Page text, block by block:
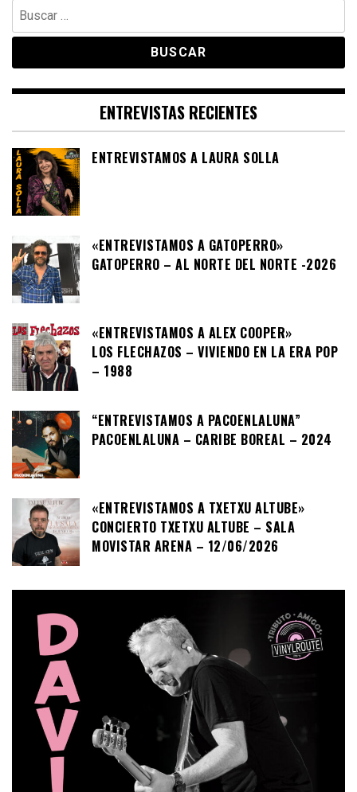
Buscar:
ENTREVISTAS RECIENTES
ENTREVISTAMOS A LAURA SOLLA
«ENTREVISTAMOS A GATOPERRO»
GATOPERRO – AL NORTE DEL NORTE -2026
«ENTREVISTAMOS A ALEX COOPER»
LOS FLECHAZOS – VIVIENDO EN LA ERA POP
– 1988
“ENTREVISTAMOS A PACOENLALUNA”
PACOENLALUNA – CARIBE BOREAL – 2024
«ENTREVISTAMOS A TXETXU ALTUBE»
CONCIERTO TXETXU ALTUBE – SALA
MOVISTAR ARENA – 12/06/2026